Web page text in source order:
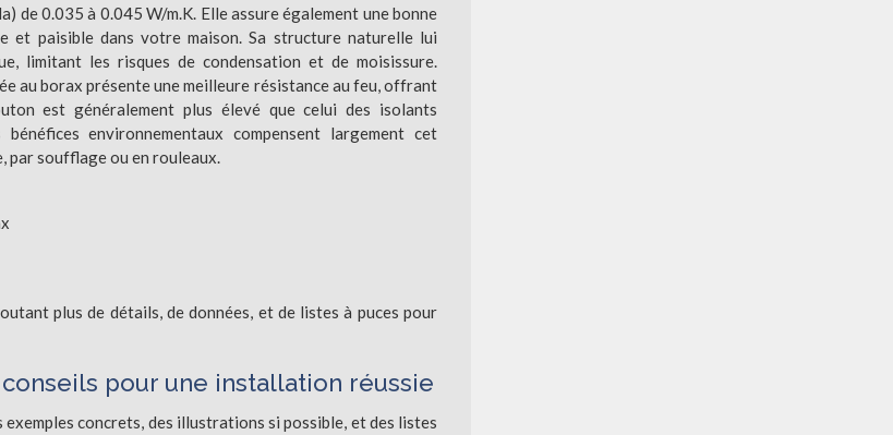
de 0.035 à 0.045 W/m.K. Elle assure également une bonne
et paisible dans votre maison. Sa structure naturelle lui
limitant les risques de condensation et de moisissure.
au borax présente une meilleure résistance au feu, offrant
est généralement plus élevé que celui des isolants
environnementaux compensent largement cet
par soufflage ou en rouleaux.
plus de détails, de données, et de listes à puces pour
pour une installation réussie
concrets, des illustrations si possible, et des listes